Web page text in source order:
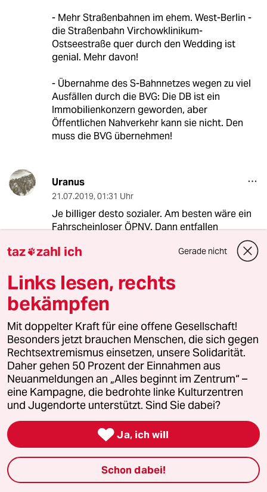
- Mehr Straßenbahnen im ehem. West-Berlin -
die Straßenbahn Virchowklinikum-
Ostseestraße quer durch den Wedding ist
genial. Mehr davon!
- Übernahme des S-Bahnnetzes wegen zu viel
Ausfällen durch die BVG: Die DB ist ein
Immobilienkonzern geworden, aber
Öffentlichen Nahverkehr kann sie nicht. Den
muss die BVG übernehmen!
Uranus
21.07.2019, 01:31 Uhr
Je billiger desto sozialer. Am besten wäre ein
Fahrscheinloser ÖPNV. Dann entfallen
Repressialien gegenüber bzw. Einknastungen
von Menschen, die notgedrungen freifahren,
Zudem muss dann keine*r diesen Kack-
Kontrolleti-Job machen. Keine Automaten,
keine Ticketschalter usw..
APO Pluto
21.07.2019,09:34 Uhr
@Uranus:
Ich möchte ihnen hier widersprechen.
Klimaschutz (und Umweltschutz) auf
die Agenda geschrieben haben,
sollten wir nicht vergessen, das es
nichts "kostenlos" auf dieser Welt
gibt. Alles muss seinen Preis haben,
taz zahl ich Gerade nicht
Links lesen, rechts
bekämpfen
Mit doppelter Kraft für eine offene Gesellschaft!
Besonders jetzt brauchen Menschen, die sich gegen
Rechtsextremismus einsetzen, unsere Solidarität.
Daher gehen 50 Prozent der Einnahmen aus
Neuanmeldungen an „Alles beginnt im Zentrum“ –
eine Kampagne, die bedrohte linke Kulturzentren
und Jugendorte unterstützt. Sind Sie dabei?
 Ja, ich will
Schon dabei!